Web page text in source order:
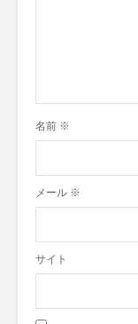
名前 ※
メール ※
サイト